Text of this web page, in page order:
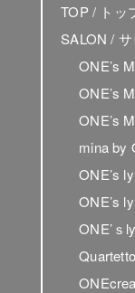
TOP / トッ
SALON /
ONE’s
ONE’s
ONE’s
mina by
ONE’s
ONE’s
ONE’ｓ